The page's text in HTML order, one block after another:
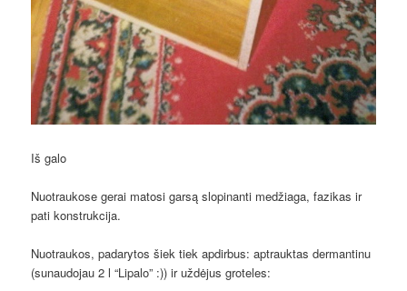
Iš galo
Nuotraukose gerai matosi garsą slopinanti medžiaga, fazikas ir
pati konstrukcija.
Nuotraukos, padarytos šiek tiek apdirbus: aptrauktas dermantinu
(sunaudojau 2 l “Lipalo” :)) ir uždėjus groteles: